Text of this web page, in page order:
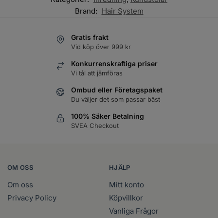
Brand: Hair System
Gratis frakt
Vid köp över 999 kr
Konkurrenskraftiga priser
Vi tål att jämföras
Ombud eller Företagspaket
Du väljer det som passar bäst
100% Säker Betalning
SVEA Checkout
OM OSS
Om oss
Privacy Policy
HJÄLP
Mitt konto
Köpvillkor
Vanliga Frågor